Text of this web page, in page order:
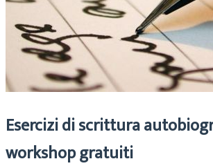
Esercizi di scrittura
workshop gratuiti